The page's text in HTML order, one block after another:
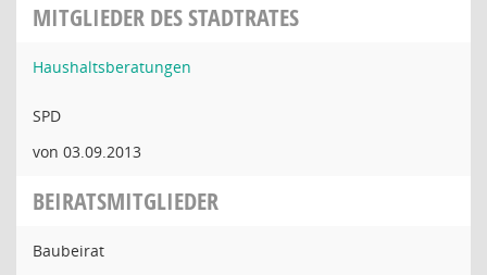
MITGLIEDER DES STADTRATES
Haushaltsberatungen
SPD
von 03.09.2013
BEIRATSMITGLIEDER
Baubeirat